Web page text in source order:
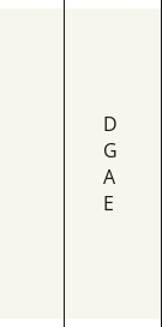
D
G
A
E